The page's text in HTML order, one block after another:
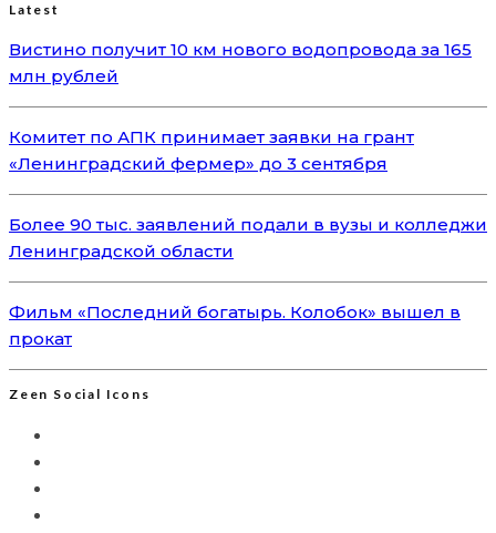
Latest
Вистино получит 10 км нового водопровода за 165
млн рублей
Комитет по АПК принимает заявки на грант
«Ленинградский фермер» до 3 сентября
Более 90 тыс. заявлений подали в вузы и колледжи
Ленинградской области
Фильм «Последний богатырь. Колобок» вышел в
прокат
Zeen Social Icons